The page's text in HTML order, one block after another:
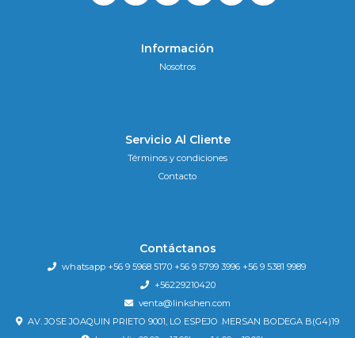
Información
Nosotros
Servicio Al Cliente
Términos y condiciones
Contacto
Contáctanos
whatsapp +56 9 5968 5170 +56 9 5799 3996 +56 9 5381 9989
+56229210420
venta@linkshen.com
AV. JOSE JOAQUIN PRIETO 9001, LO ESPEJO .MERSAN BODEGA B(G4)19